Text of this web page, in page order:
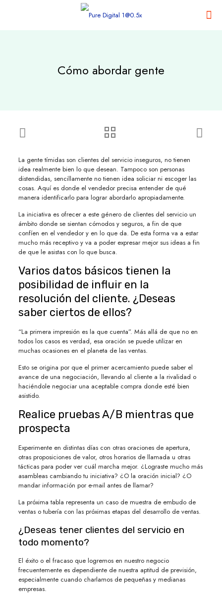
Cómo abordar gente
La gente tímidas son clientes del servicio inseguros, no tienen
idea realmente bien lo que desean. Tampoco son personas
distendidas, sencillamente no tienen idea soliciar ni escoger las
cosas. Aquí es donde el vendedor precisa entender de qué
manera identificarlo para lograr abordarlo apropiadamente.
La iniciativa es ofrecer a este género de clientes del servicio un
ámbito donde se sientan cómodos y seguros, a fin de que
confíen en el vendedor y en lo que da. De esta forma va a estar
mucho más receptivo y va a poder expresar mejor sus ideas a fin
de que le asistas con lo que busca.
Varios datos básicos tienen la
posibilidad de influir en la
resolución del cliente. ¿Deseas
saber ciertos de ellos?
“La primera impresión es la que cuenta”. Más allá de que no en
todos los casos es verdad, esa oración se puede utilizar en
muchas ocasiones en el planeta de las ventas.
Esto se origina por que el primer acercamiento puede saber el
avance de una negociación, llevando al cliente a la rivalidad o
haciéndole negociar una aceptable compra donde esté bien
asistido.
Realice pruebas A/B mientras que
prospecta
Experimente en distintas días con otras oraciones de apertura,
otras proposiciones de valor, otros horarios de llamada u otras
tácticas para poder ver cuál marcha mejor. ¿Lograste mucho más
asambleas cambiando tu iniciativa? ¿O la oración inicial? ¿O
mandar información por e-mail antes de llamar?
La próxima tabla representa un caso de muestra de embudo de
ventas o tubería con las próximas etapas del desarrollo de ventas.
¿Deseas tener clientes del servicio en
todo momento?
El éxito o el fracaso que logremos en nuestro negocio
frecuentemente es dependiente de nuestra aptitud de previsión,
especialmente cuando charlamos de pequeñas y medianas
empresas.